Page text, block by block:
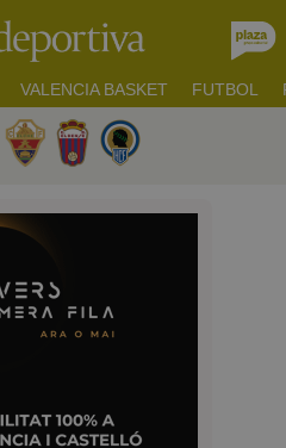
VALENCIA BASKET FUTBOL